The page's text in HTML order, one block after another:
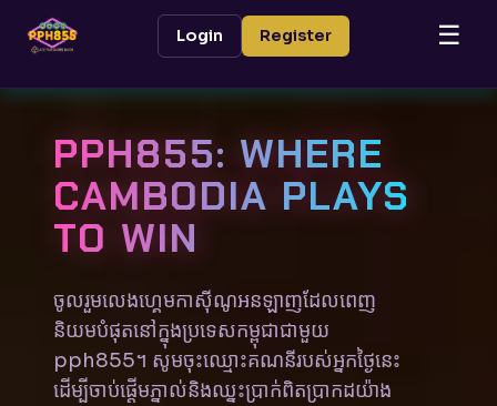
Login Register ☰
PPH855: WHERE
CAMBODIA PLAYS
TO WIN
ចូលរួមលេងហ្គេមកាស៊ីណូអនឡាញដែលពេញ
និយមបំផុតនៅក្នុងប្រទេសកម្ពុជាជាមួយ
pph855។ សូមចុះឈ្មោះគណនីរបស់អ្នកថ្ងៃនេះ
ដើម្បីចាប់ផ្តើមភ្នាល់និងឈ្នះប្រាក់ពិតប្រាកដយ៉ាង